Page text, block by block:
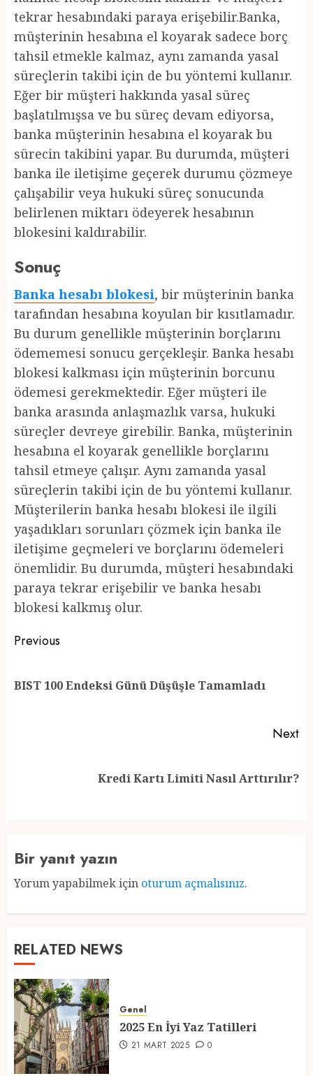
tekrar hesabındaki paraya erişebilir.Banka,
müşterinin hesabına el koyarak sadece borç
tahsil etmekle kalmaz, aynı zamanda yasal
süreçlerin takibi için de bu yöntemi kullanır.
Eğer bir müşteri hakkında yasal süreç
başlatılmışsa ve bu süreç devam ediyorsa,
banka müşterinin hesabına el koyarak bu
sürecin takibini yapar. Bu durumda, müşteri
banka ile iletişime geçerek durumu çözmeye
çalışabilir veya hukuki süreç sonucunda
belirlenen miktarı ödeyerek hesabının
blokesini kaldırabilir.
Sonuç
Banka hesabı blokesi, bir müşterinin banka
tarafından hesabına koyulan bir kısıtlamadır.
Bu durum genellikle müşterinin borçlarını
ödememesi sonucu gerçekleşir. Banka hesabı
blokesi kalkması için müşterinin borcunu
ödemesi gerekmektedir. Eğer müşteri ile
banka arasında anlaşmazlık varsa, hukuki
süreçler devreye girebilir. Banka, müşterinin
hesabına el koyarak genellikle borçlarını
tahsil etmeye çalışır. Aynı zamanda yasal
süreçlerin takibi için de bu yöntemi kullanır.
Müşterilerin banka hesabı blokesi ile ilgili
yaşadıkları sorunları çözmek için banka ile
iletişime geçmeleri ve borçlarını ödemeleri
önemlidir. Bu durumda, müşteri hesabındaki
paraya tekrar erişebilir ve banka hesabı
blokesi kalkmış olur.
Post
Previous
BIST 100 Endeksi Günü Düşüşle Tamamladı
Next
Kredi Kartı Limiti Nasıl Arttırılır?
Bir yanıt yazın
Yorum yapabilmek için oturum açmalısınız.
RELATED NEWS
Genel
2025 En İyi Yaz Tatilleri
21 MART 2025 0